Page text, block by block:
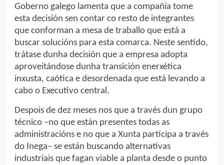
Goberno galego lamenta que a compañía tome
esta decisión sen contar co resto de integrantes
que conforman a mesa de traballo que está a
buscar solucións para esta comarca. Neste sentido,
trátase dunha decisión que a empresa adopta
aproveitándose dunha transición enerxética
inxusta, caótica e desordenada que está levando a
cabo o Executivo central.
Despois de dez meses nos que a través dun grupo
técnico –no que están presentes todas as
administracións e no que a Xunta participa a través
do Inega– se están buscando alternativas
industriais que fagan viable a planta desde o punto